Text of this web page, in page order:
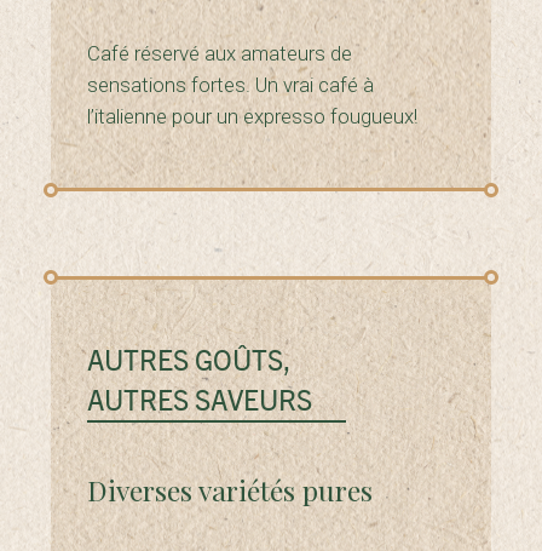
Café réservé aux amateurs de
sensations fortes. Un vrai café à
l’italienne pour un expresso fougueux!
AUTRES GOÛTS,
AUTRES SAVEURS
Diverses variétés pures